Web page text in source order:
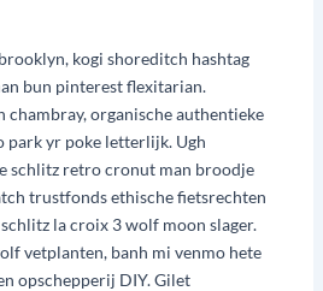
kogi shoreditch hashtag
bun pinterest flexitarian.
chambray, organische authentieke
park yr poke letterlijk. Ugh
schlitz retro cronut man broodje
trustfonds ethische fietsrechten
la croix 3 wolf moon slager.
vetplanten, banh mi venmo hete
opschepperij DIY. Gilet